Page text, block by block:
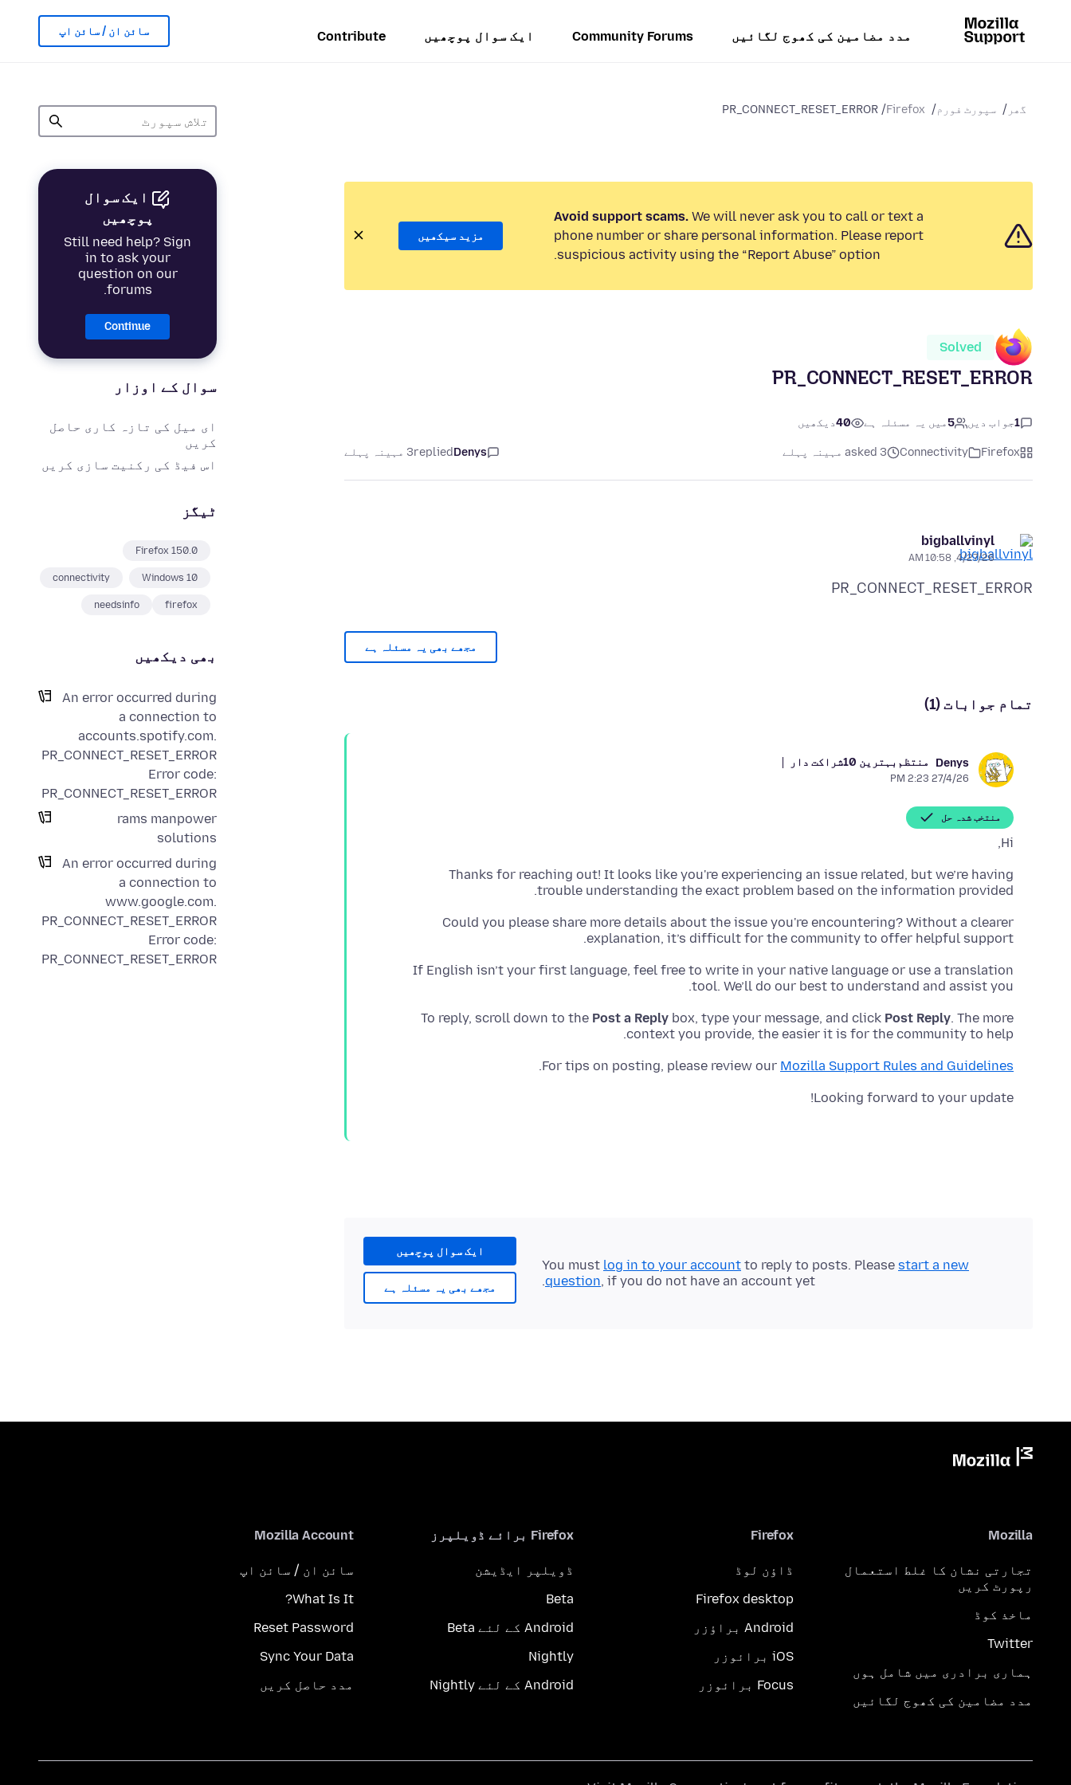
مدد مضامین کی کھوج لگائیں Community Forums ایک سوال پوچھیں Contribute سائن ان / سائن اپ
گھر سپورٹ فورم Firefox
PR_CONNECT_RESET_ERROR
ایک سوال
پوچھیں
Still need help? Sign
in to ask your
question on our
forums.
Continue
سوال کے اوزار
ای میل کی تازہ کاری حاصل
کریں
اس فیڈ کی رکنیت سازی کریں
ٹیگز
Firefox 150.0
Windows 10
connectivity
firefox
needsinfo
بھی دیکھیں
An error occurred during
a connection to
accounts.spotify.com.
PR_CONNECT_RESET_ERROR
Error code:
PR_CONNECT_RESET_ERROR
rams manpower
solutions
An error occurred during
a connection to
www.google.com.
PR_CONNECT_RESET_ERROR
Error code:
PR_CONNECT_RESET_ERROR
Avoid support scams. We will never ask you to call or text a
phone number or share personal information. Please report
suspicious activity using the “Report Abuse” option.
مزید سیکھیں
Solved
PR_CONNECT_RESET_ERROR
1جواب دیں 5میں یہ مسئلہ ہے 40دیکھیں
Firefox
Connectivity asked 3 مہینہ پہلے Denys
replied3 مہینہ پہلے
bigballvinyl
4/27/26, 10:58 AM
PR_CONNECT_RESET_ERROR
مجھے بھی یہ مسئلہ ہے
تمام جوابات (1)
Denys منتظم بہترین 10شراکت دار
27/4/26 2:23 PM
منتخب شدہ حل
Hi,
Thanks for reaching out! It looks like you're experiencing an issue related, but we’re having
trouble understanding the exact problem based on the information provided.
Could you please share more details about the issue you're encountering? Without a clearer
explanation, it’s difficult for the community to offer helpful support.
If English isn’t your first language, feel free to write in your native language or use a translation
tool. We’ll do our best to understand and assist you.
To reply, scroll down to the Post a Reply box, type your message, and click Post Reply. The more
context you provide, the easier it is for the community to help.
For tips on posting, please review our Mozilla Support Rules and Guidelines
.
Looking forward to your update!
ایک سوال پوچھیں
مجھے بھی یہ مسئلہ ہے
You must log in to your account to reply to posts. Please start a new
question, if you do not have an account yet.
Mozilla
تجارتی نشان کا غلط استعمال
رپورٹ کریں
ماخذ کوڈ
Twitter
ہماری برادری میں شامل ہوں
مدد مضامین کی کھوج لگائیں
Firefox
ڈاؤن لوڈ
Firefox desktop
Android براؤزر
iOS برائوزر
Focus برائوزر
Firefox برائے ڈویلپرز
ڈویلپر ایڈیشن
Beta
Android کے لئے Beta
Nightly
Android کے لئے Nightly
Mozilla Account
سائن ان / سائن اپ
What Is It?
Reset Password
Sync Your Data
مدد حاصل کریں